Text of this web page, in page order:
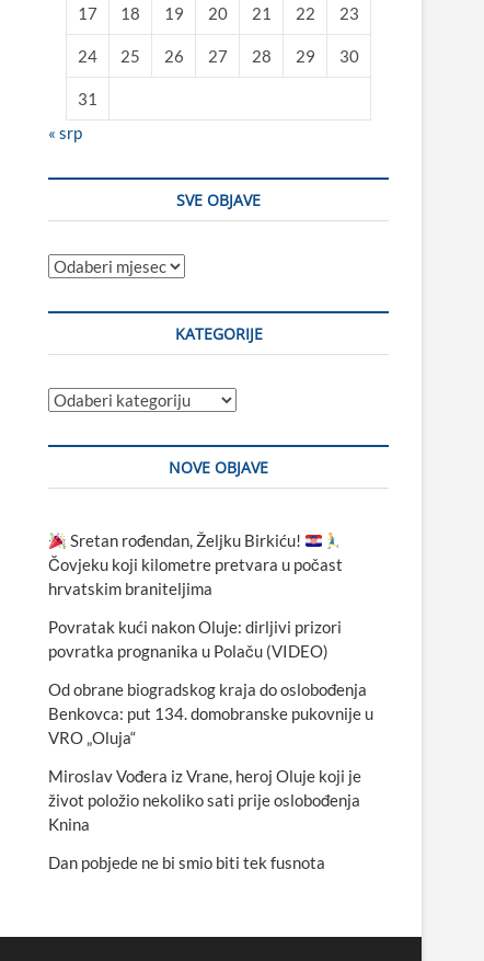
17 18 19 20 21 22 23
24 25 26 27 28 29 30
31
« srp
SVE OBJAVE
Sve
KATEGORIJE
Kategorije
NOVE OBJAVE
Sretan rođendan, Željku Birkiću!
Čovjeku koji kilometre pretvara u počast
hrvatskim braniteljima
Povratak kući nakon Oluje: dirljivi prizori
povratka prognanika u Polaču (VIDEO)
Od obrane biogradskog kraja do oslobođenja
Benkovca: put 134. domobranske pukovnije u
VRO „Oluja“
Miroslav Vođera iz Vrane, heroj Oluje koji je
život položio nekoliko sati prije oslobođenja
Knina
Dan pobjede ne bi smio biti tek fusnota